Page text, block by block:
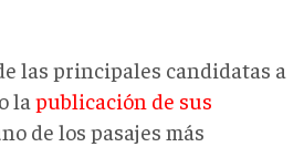
las principales candidatas a
la publicación de sus
de los pasajes más